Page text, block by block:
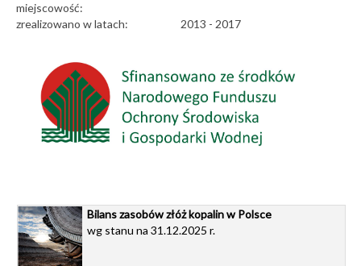
miejscowość:
zrealizowano w latach:
2013 - 2017
Bilans zasobów złóż kopalin w Polsce
wg stanu na 31.12.2025 r.